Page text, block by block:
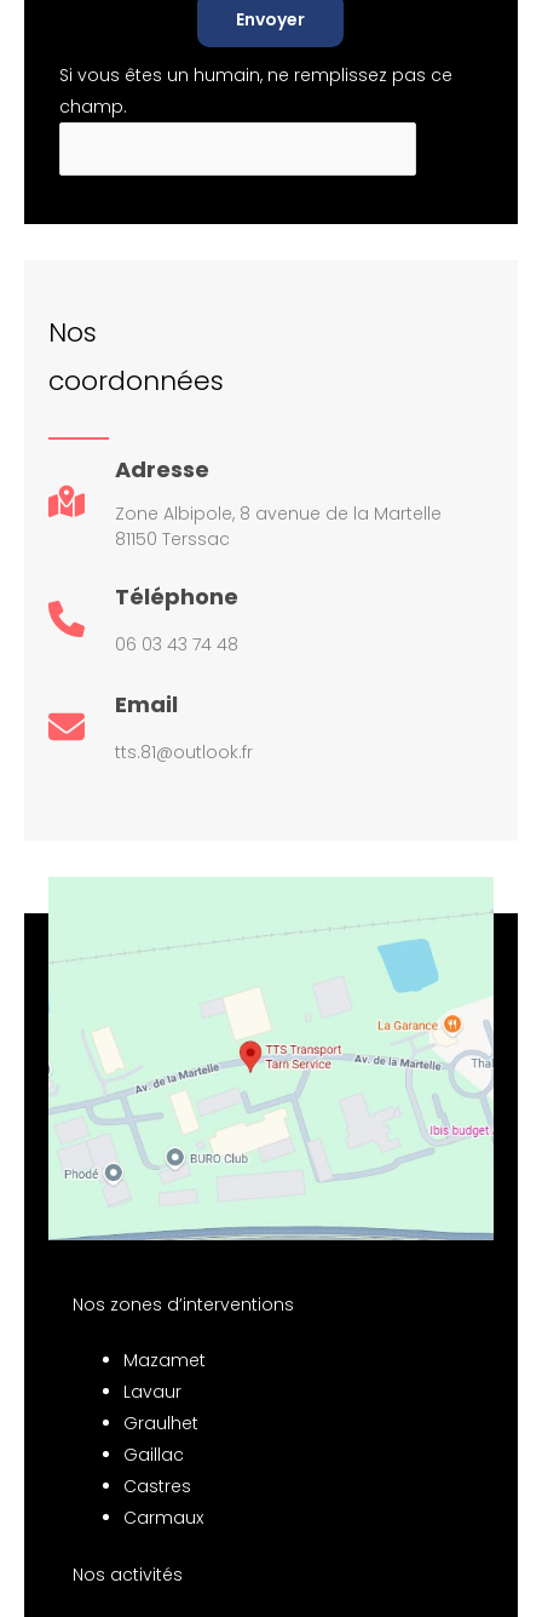
Envoyer
Si vous êtes un humain, ne remplissez pas ce
champ.
Nos
coordonnées
Adresse
Zone Albipole, 8 avenue de la Martelle
81150 Terssac
Téléphone
06 03 43 74 48
Email
tts.81@outlook.fr
Nos zones d’interventions
Mazamet
Lavaur
Graulhet
Gaillac
Castres
Carmaux
Nos activités